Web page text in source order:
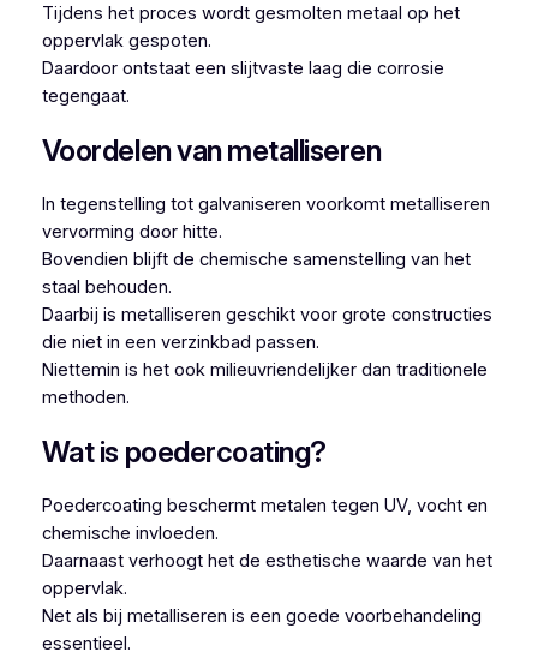
Tijdens het proces wordt gesmolten metaal op het
oppervlak gespoten.
Daardoor ontstaat een slijtvaste laag die corrosie
tegengaat.
Voordelen van metalliseren
In tegenstelling tot galvaniseren voorkomt metalliseren
vervorming door hitte.
Bovendien blijft de chemische samenstelling van het
staal behouden.
Daarbij is metalliseren geschikt voor grote constructies
die niet in een verzinkbad passen.
Niettemin is het ook milieuvriendelijker dan traditionele
methoden.
Wat is poedercoating?
Poedercoating beschermt metalen tegen UV, vocht en
chemische invloeden.
Daarnaast verhoogt het de esthetische waarde van het
oppervlak.
Net als bij metalliseren is een goede voorbehandeling
essentieel.